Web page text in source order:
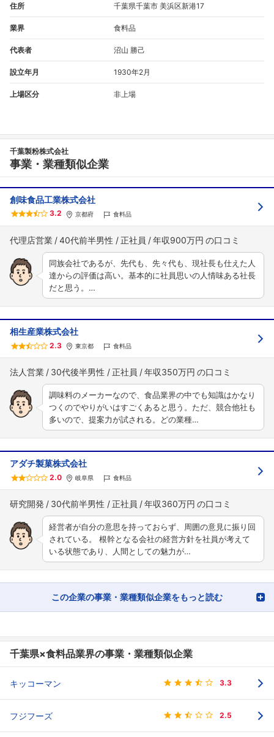
住所 千葉県千葉市 美浜区新港17
業界 食料品
代表者 沼山 勝己
設立年月 1930年2月
上場区分 非上場
千葉製粉株式会社
事業・業種類似企業
創味食品工業株式会社
3.2 京都府 食料品
代理店営業 40代前半男性 正社員 年収900万円
同族会社であるが、先代も、先々代も、現社長も仕えた人
達からの評価は高い。基本的に社員思いの人情味ある社長
だと思う。…
相生産業株式会社
2.3 東京都 食料品
法人営業 30代後半男性 正社員 年収350万円
調味料のメーカーなので、食品業界の中でも知識はかなり
つくのでやりがいはすごくあると思う。ただ、競合他社も
多いので、提案力が試される。どの業種…
アダチ製菓株式会社
2.0 岐阜県 食料品
研究開発 30代前半男性 正社員 年収360万円
経営者が自分の意思を持っておらず、周囲の意見に振り回
されている。 根幹となる会社の経営方針を社員が考えて
いる状態であり、人間としての魅力が…
この企業の事業・業種類似企業をもっと読む
千葉県×食料品業界の事業・業種類似企業
キッコーマン 3.3
フジフーズ 2.5